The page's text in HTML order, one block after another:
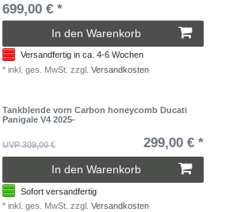
699,00 € *
In den Warenkorb
Versandfertig in ca. 4-6 Wochen
*inkl. ges. MwSt. zzgl.Versandkosten
Tankblende vorn Carbon honeycomb Ducati
Panigale V4 2025-
UVP 309,00 € 299,00 € *
In den Warenkorb
Sofort versandfertig
*inkl. ges. MwSt. zzgl.Versandkosten